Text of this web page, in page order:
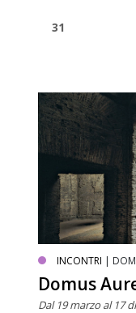
31
INCONTRI |
Domus
Dal 19 marzo al 17